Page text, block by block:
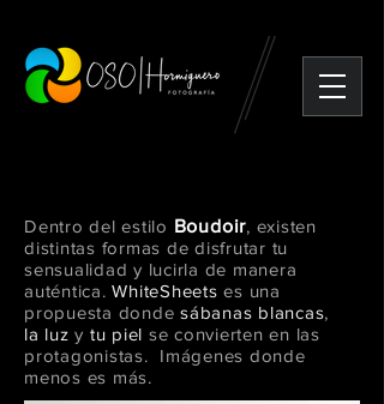
Dentro del estilo Boudoir, existen
distintas formas de disfrutar tu
sensualidad y lucirla de manera
auténtica.WhiteSheets es una
propuesta donde sábanas blancas,
la luz y tu piel se convierten en las
protagonistas. Imágenes donde
menos es más.